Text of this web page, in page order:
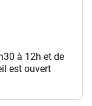
à 12h et de
est ouvert